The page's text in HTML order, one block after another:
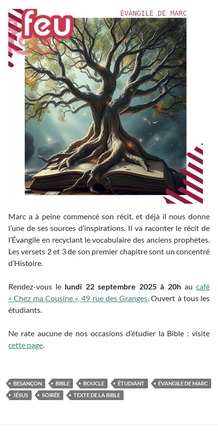
Marc a à peine commencé son récit, et déjà il nous donne
l’une de ses sources d’inspirations. Il va raconter le récit de
l’Évangile en recyclant le vocabulaire des anciens prophètes.
Les versets 2 et 3 de son premier chapitre sont un concentré
d’Histoire.
Rendez-vous le lundi 22 septembre 2025 à 20haucafé
« Chez ma Cousine », 49 rue des Granges. Ouvert à tous les
étudiants.
Ne rate aucune de nos occasions d’étudier la Bible : visite
cette page.
BESANÇON BIBLE BOUCLE ÉTUDIANT
ÉVANGILE DE MARC
JÉSUS
SOIRÉE TEXTE DE LA BIBLE